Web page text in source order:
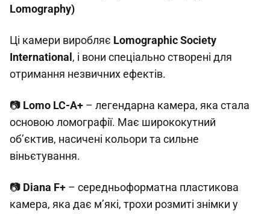
Lomography)
Ці камери виробляє Lomographic Society
International , і вони спеціально створені для
отримання незвичних ефектів.
📷 Lomo LC-A+ – легендарна камера, яка стала
основою ломографії. Має ширококутний
об’єктив, насичені кольори та сильне
віньєтування.
📷 Diana F+ – середньоформатна пластикова
камера, яка дає м’які, трохи розмиті знімки у